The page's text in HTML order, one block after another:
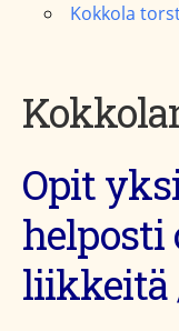
Kokkola
Opit
helposti
liikkeitä